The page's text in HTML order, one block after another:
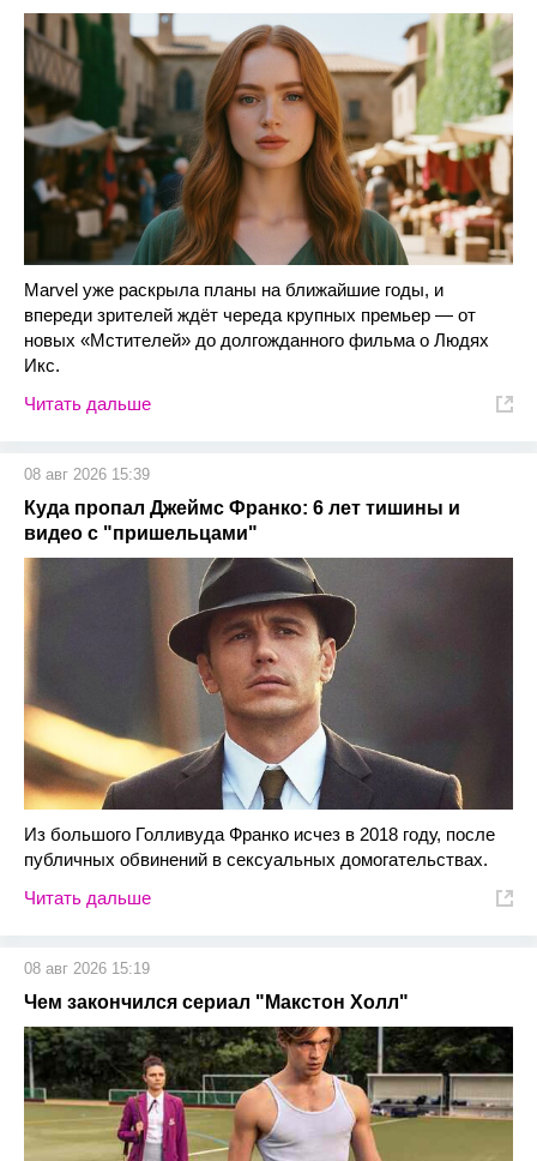
Marvel уже раскрыла планы на ближайшие годы, и
впереди зрителей ждёт череда крупных премьер — от
новых «Мстителей» до долгожданного фильма о Людях
Икс.
Читать дальше
08 авг 2026 15:39
Куда пропал Джеймс Франко: 6 лет тишины и
видео с "пришельцами"
Из большого Голливуда Франко исчез в 2018 году, после
публичных обвинений в сексуальных домогательствах.
Читать дальше
08 авг 2026 15:19
Чем закончился сериал "Макстон Холл"